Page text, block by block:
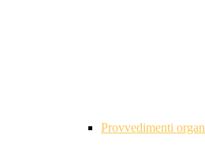
Provvedimenti